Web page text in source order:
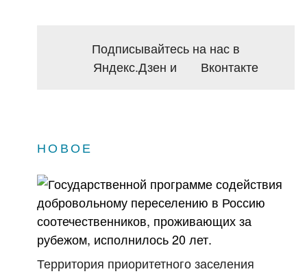
Подписывайтесь на нас в
Яндекс.Дзен и Вконтакте
НОВОЕ
Территория приоритетного заселения